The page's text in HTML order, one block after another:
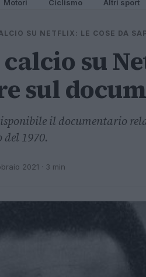
Motori Ciclismo Altri sport
SU NETFLIX: LE COSE DA
calcio su
sul
il documentario
1970.
2021 · 3 min